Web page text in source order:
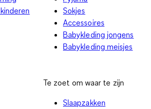
Sokjes
Accessoires
Babykleding jongens
Babykleding meisjes
Te zoet om waar te zijn
Slaapzakken